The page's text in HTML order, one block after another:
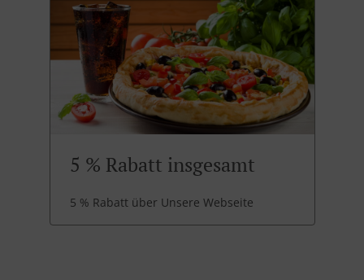
5 % Rabatt insgesamt
5 % Rabatt über Unsere Webseite